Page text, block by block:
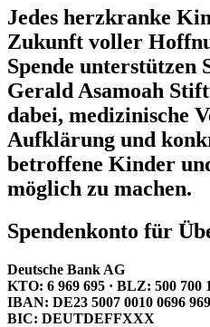
Jedes herzkranke
Zukunft voller
Spende unterstützen
Gerald Asamoah
dabei, medizinische
Aufklärung und
betroffene Kinder
möglich zu machen.
Spendenkonto für
Deutsche Bank AG
KTO: 6 969 695 · BLZ: 500 700
IBAN: DE23 5007 0010 0696
BIC: DEUTDEFFXXX